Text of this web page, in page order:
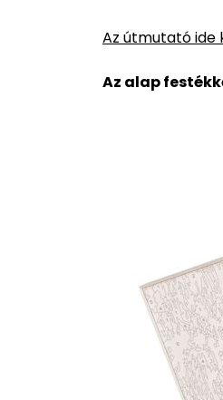
Az útmutató
Az alap